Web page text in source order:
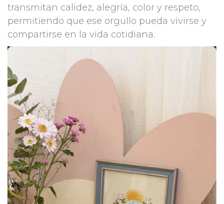
transmitan calidez, alegría, color y respeto,
permitiendo que ese orgullo pueda vivirse y
compartirse en la vida cotidiana.